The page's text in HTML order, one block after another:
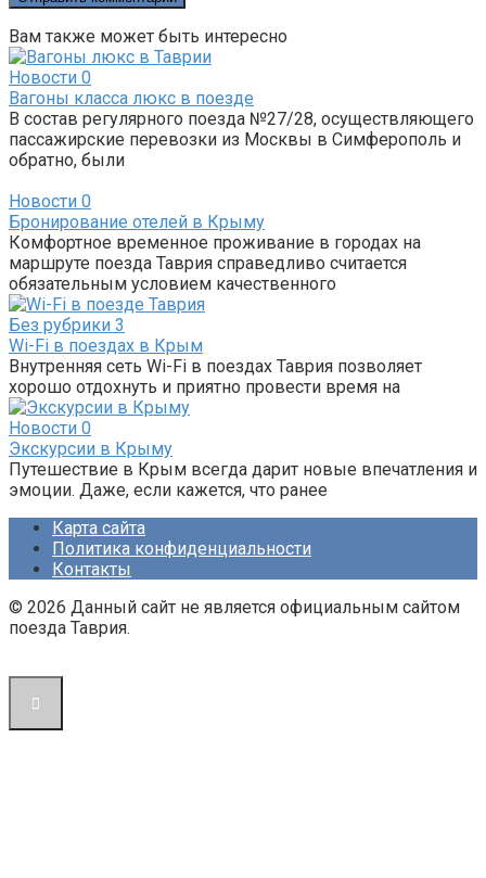
Вам также может быть интересно
Новости 0
Вагоны класса люкс в поезде
В состав регулярного поезда №27/28, осуществляющего
пассажирские перевозки из Москвы в Симферополь и
обратно, были
Новости 0
Бронирование отелей в Крыму
Комфортное временное проживание в городах на
маршруте поезда Таврия справедливо считается
обязательным условием качественного
Без рубрики 3
Wi-Fi в поездах в Крым
Внутренняя сеть Wi-Fi в поездах Таврия позволяет
хорошо отдохнуть и приятно провести время на
Новости 0
Экскурсии в Крыму
Путешествие в Крым всегда дарит новые впечатления и
эмоции. Даже, если кажется, что ранее
Карта сайта
Политика конфиденциальности
Контакты
© 2026 Данный сайт не является официальным сайтом
поезда Таврия.